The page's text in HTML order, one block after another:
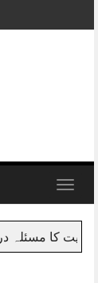
content
Toggle
پالیسیاں